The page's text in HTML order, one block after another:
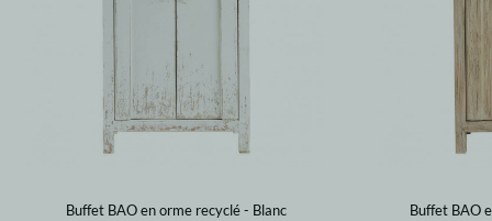
Buffet BAO en orme recyclé - Blanc Buffet BAO